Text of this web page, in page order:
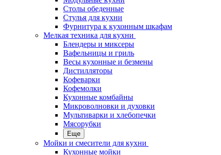
Столы обеденные
Стулья для кухни
Фурнитура к кухонным шкафам
Мелкая техника для кухни
Блендеры и миксеры
Вафельницы и гриль
Весы кухонные и безмены
Дистилляторы
Кофеварки
Кофемолки
Кухонные комбайны
Микроволновки и духовки
Мультиварки и хлебопечки
Мясорубки
Еще
Мойки и смесители для кухни
Кухонные мойки